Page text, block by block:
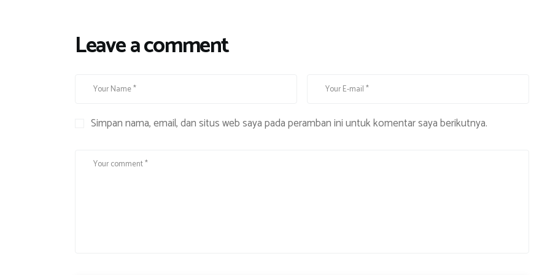
Leave a comment
Simpan nama, email, dan situs web saya pada peramban ini untuk komentar saya berikutnya.